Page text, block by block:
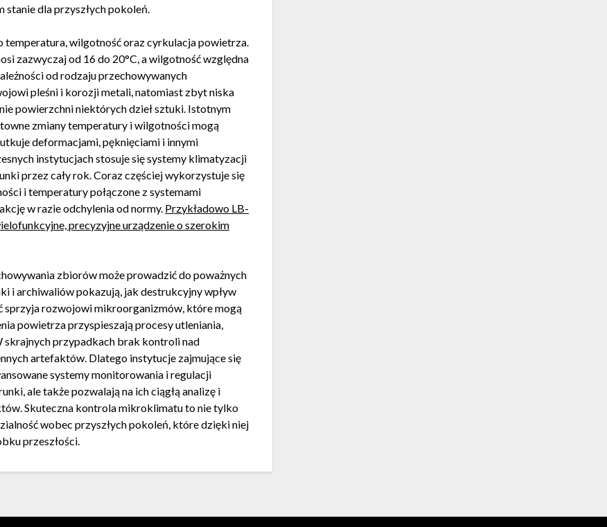
stanie dla przyszłych pokoleń.
wilgotność oraz cyrkulacja powietrza.
zazwyczaj od 16 do 20°C, a wilgotność względna
od rodzaju przechowywanych
pleśni i korozji metali, natomiast zbyt niska
powierzchni niektórych dzieł sztuki. Istotnym
zmiany temperatury i wilgotności mogą
deformacjami, pęknięciami i innymi
instytucjach stosuje się systemy klimatyzacji
przez cały rok. Coraz częściej wykorzystuje się
i temperatury połączone z systemami
w razie odchylenia od normy. Przykładowo LB-
precyzyjne urządzenie o szerokim
zbiorów może prowadzić do poważnych
i archiwaliów pokazują, jak destrukcyjny wpływ
sprzyja rozwojowi mikroorganizmów, które mogą
powietrza przyspieszają procesy utleniania,
skrajnych przypadkach brak kontroli nad
artefaktów. Dlatego instytucje zajmujące się
systemy monitorowania i regulacji
ale także pozwalają na ich ciągłą analizę i
Skuteczna kontrola mikroklimatu to nie tylko
wobec przyszłych pokoleń, które dzięki niej
przeszłości.